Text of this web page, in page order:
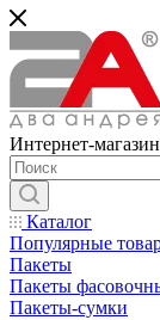
Интернет-магазин
Каталог
Популярные
Пакеты
Пакеты
Пакеты-сумки